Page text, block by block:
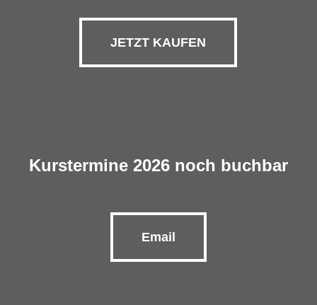
JETZT KAUFEN
Kurstermine 2026 noch buchbar
Email